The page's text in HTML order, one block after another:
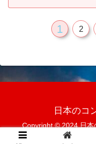
1 2
日本のコ
Copyright © 2024 日本